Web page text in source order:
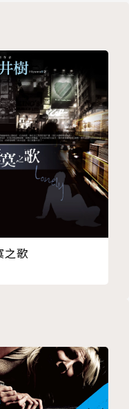
老師｜行銷企劃｜作
場以上商業歌唱表
、日本、上海、香
名製作人菊池一仁、
多樣化音樂創作與跨
團、Lulu 黃路梓
歌手
本人
者
殺的怨靈作祟
之歌